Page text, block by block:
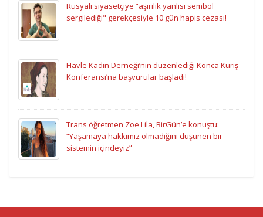
Rusyalı siyasetçiye “aşırılık yanlısı sembol
sergilediği" gerekçesiyle 10 gün hapis cezası!
Havle Kadın Derneği’nin düzenlediği Konca Kuriş
Konferansı’na başvurular başladı!
Trans öğretmen Zoe Lila, BirGün’e konuştu:
“Yaşamaya hakkımız olmadığını düşünen bir
sistemin içindeyiz”